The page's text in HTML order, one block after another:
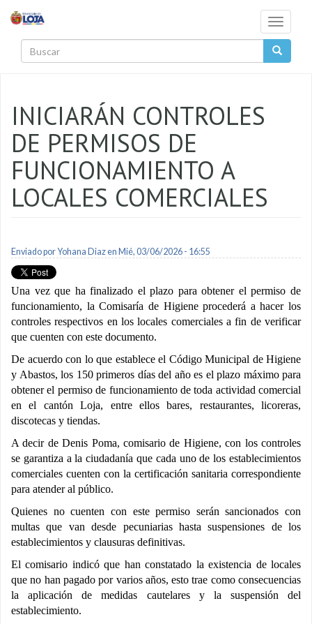
Toggle
INICIARÁN CONTROLES
DE PERMISOS DE
FUNCIONAMIENTO A
LOCALES COMERCIALES
Enviado porYohana Diazen Mié, 03/06/2026 - 16:55
Una vez que ha finalizado el plazo para obtener el permiso de
funcionamiento, la Comisaría de Higiene procederá a hacer los
controles respectivos en los locales comerciales a fin de verificar
que cuenten con este documento.
De acuerdo con lo que establece el Código Municipal de Higiene
y Abastos, los 150 primeros días del año es el plazo máximo para
obtener el permiso de funcionamiento de toda actividad comercial
en el cantón Loja, entre ellos bares, restaurantes, licoreras,
discotecas y tiendas.
A decir de Denis Poma, comisario de Higiene, con los controles
se garantiza a la ciudadanía que cada uno de los establecimientos
comerciales cuenten con la certificación sanitaria correspondiente
para atender al público.
Quienes no cuenten con este permiso serán sancionados con
multas que van desde pecuniarias hasta suspensiones de los
establecimientos y clausuras definitivas.
El comisario indicó que han constatado la existencia de locales
que no han pagado por varios años, esto trae como consecuencias
la aplicación de medidas cautelares y la suspensión del
establecimiento.